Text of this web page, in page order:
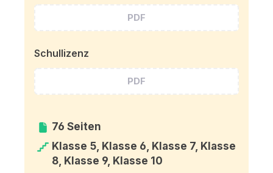
PDF
Schullizenz
PDF
76 Seiten
Klasse 5, Klasse 6, Klasse 7, Klasse
8, Klasse 9, Klasse 10